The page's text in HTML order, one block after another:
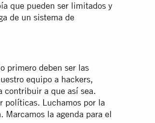
que pueden ser limitados y
de un sistema de
primero deben ser las
equipo a hackers,
contribuir a que así sea.
políticas. Luchamos por la
Marcamos la agenda para el